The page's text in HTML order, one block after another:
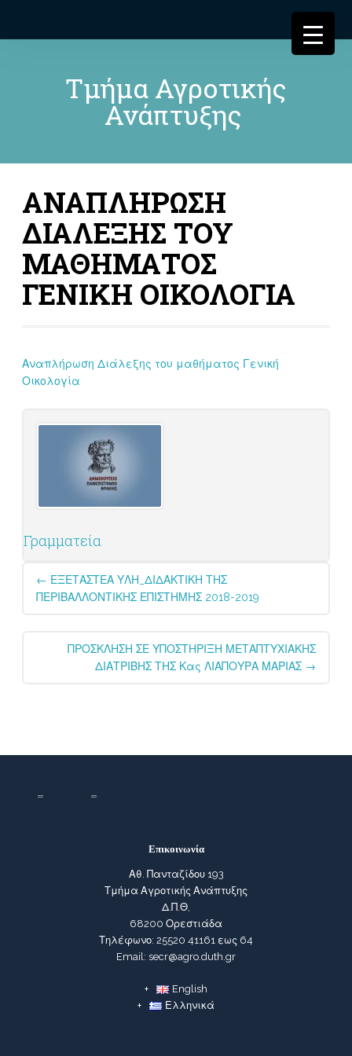
Τμήμα Αγροτικής
Ανάπτυξης
ΑΝΑΠΛΗΡΩΣΗ
ΔΙΑΛΕΞΗΣ ΤΟΥ
ΜΑΘΗΜΑΤΟΣ
ΓΕΝΙΚΗ ΟΙΚΟΛΟΓΙΑ
Αναπλήρωση Διάλεξης του μαθήματος Γενική
Οικολογία
Γραμματεία
Post
navigation
← ΕΞΕΤΑΣΤΕΑ ΥΛΗ_ΔΙΔΑΚΤΙΚΗ ΤΗΣ
ΠΕΡΙΒΑΛΛΟΝΤΙΚΗΣ ΕΠΙΣΤΗΜΗΣ 2018-2019
ΠΡΟΣΚΛΗΣΗ ΣΕ ΥΠΟΣΤΗΡΙΞΗ ΜΕΤΑΠΤΥΧΙΑΚΗΣ
ΔΙΑΤΡΙΒΗΣ ΤΗΣ Κας ΛΙΑΠΟΥΡΑ ΜΑΡΙΑΣ →
Επικοινωνία
Αθ. Πανταζίδου 193
Τμήμα Αγροτικής Ανάπτυξης
Δ.Π.Θ,
68200 Ορεστιάδα
Τηλέφωνο: 25520 41161 εως 64
Email: secr@agro.duth.gr
English
Ελληνικά